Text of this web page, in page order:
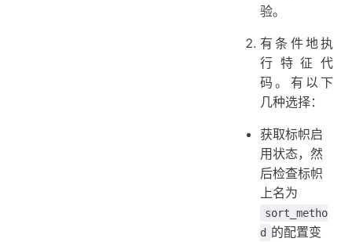
验。
有条件地执
行特征代
码。有以下
几种选择：
获取标帜启
用状态，然
后检查标帜
上名为
sort_metho
d 的配置变